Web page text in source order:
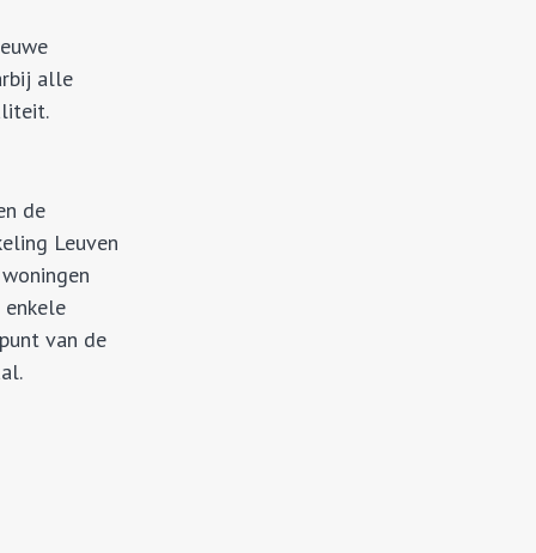
alle
de
Leuven
van de